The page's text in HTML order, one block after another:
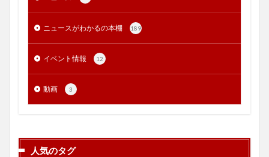
ニュースがわかるの本棚 189
イベント情報 12
動画 3
人気のタグ